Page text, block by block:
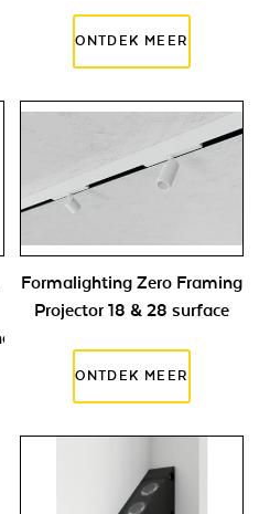
Formalighting Zero Framing
Projector 18 & 28 surface